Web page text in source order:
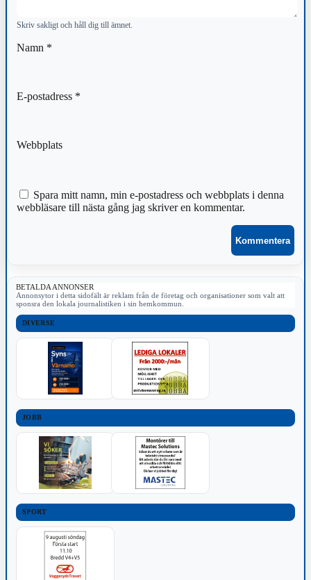
Skriv sakligt och håll dig till ämnet.
Namn *
E-postadress *
Webbplats
Spara mitt namn, min e-postadress och webbplats i denna
webbläsare till nästa gång jag skriver en kommentar.
BETALDA ANNONSER
Annonsytor i detta sidofält är reklam från de företag och organisationer som valt att
sponsra den lokala journalistiken i sin hemkommun.
DIVERSE
JOBB
SPORT